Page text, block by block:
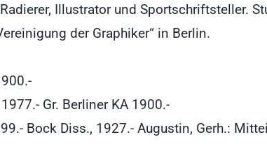
Illustrator und Sportschriftsteller.
der Graphiker“ in Berlin.
Gr. Berliner KA 1900.-
Bock Diss., 1927.- Augustin, Gerh.: